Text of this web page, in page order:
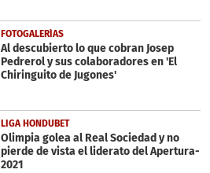
FOTOGALERÍAS
Al descubierto lo que cobran Josep
Pedrerol y sus colaboradores en 'El
Chiringuito de Jugones'
LIGA HONDUBET
Olimpia golea al Real Sociedad y no
pierde de vista el liderato del Apertura-
2021